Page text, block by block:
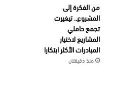
من الفكرة إلى
المشروع.. تيغيرت
تجمع حاملي
المشاريع لاختيار
المبادرات الأكثر ابتكارا
منذ دقيقتان